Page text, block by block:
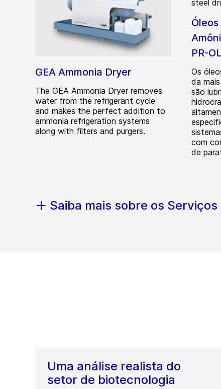
GEA Ammonia Dryer
The GEA Ammonia Dryer removes
water from the refrigerant cycle
and makes the perfect addition to
ammonia refrigeration systems
along with filters and purgers.
PR-
Os
da
são
com
de
Saiba mais sobre os Serviços
Uma análise realista do
setor de biotecnologia